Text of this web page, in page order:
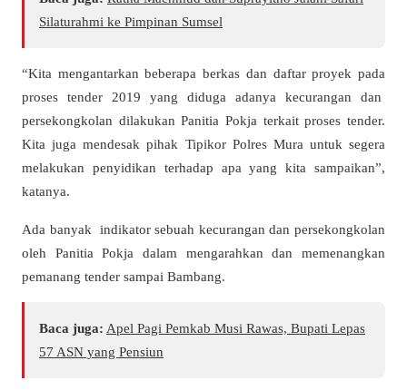
Silaturahmi ke Pimpinan Sumsel
“Kita mengantarkan beberapa berkas dan daftar proyek pada
proses tender 2019 yang diduga adanya kecurangan dan
persekongkolan dilakukan Panitia Pokja terkait proses tender.
Kita juga mendesak pihak Tipikor Polres Mura untuk segera
melakukan penyidikan terhadap apa yang kita sampaikan”,
katanya.
Ada banyak indikator sebuah kecurangan dan persekongkolan
oleh Panitia Pokja dalam mengarahkan dan memenangkan
pemanang tender sampai Bambang.
Baca juga: Apel Pagi Pemkab Musi Rawas, Bupati Lepas
57 ASN yang Pensiun